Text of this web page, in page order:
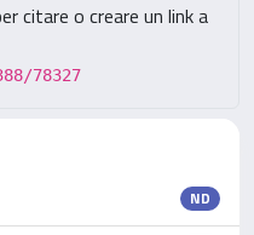
citare o creare un link a
78327
ND